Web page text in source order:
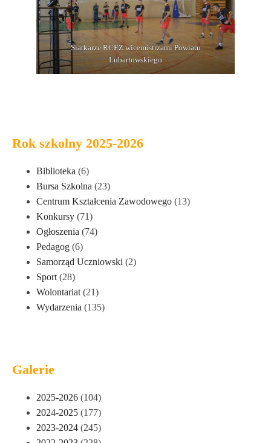
Rok szkolny 2025-2026
Biblioteka (6)
Bursa Szkolna (23)
Centrum Kształcenia Zawodowego (13)
Konkursy (71)
Ogłoszenia (74)
Pedagog (6)
Samorząd Uczniowski (2)
Sport (28)
Wolontariat (21)
Wydarzenia (135)
Galerie
2025-2026 (104)
2024-2025 (177)
2023-2024 (245)
Siatkarze RCEZ wicemistrzami Powiatu
Lubartowskiego